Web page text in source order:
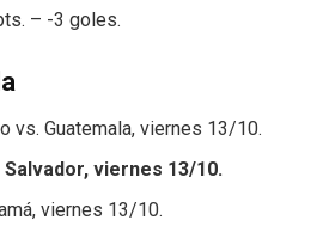
– -3 goles.
vs. Guatemala, viernes 13/10.
viernes 13/10.
viernes 13/10.